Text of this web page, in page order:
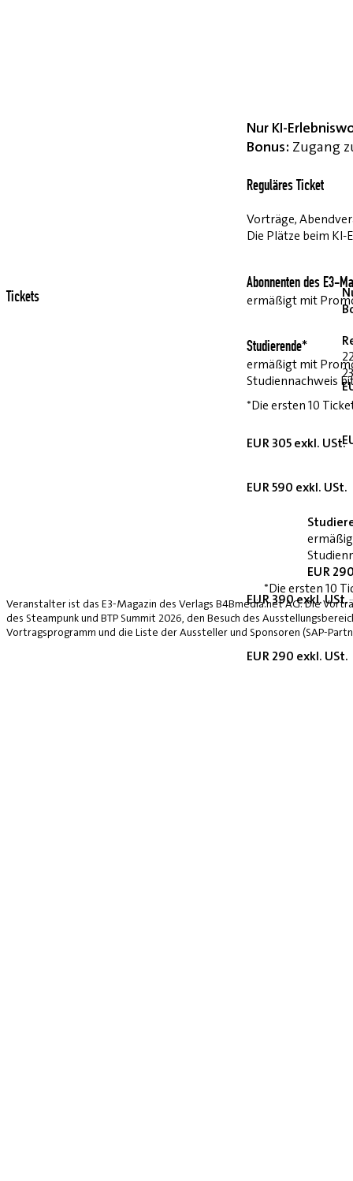
Nur KI-
Bonus: Zugang
Reguläres Ticket
Vorträge,
Die Plätze beim
Abonnenten des E3-
ermäßigt mit
Studierende*
ermäßigt mit
Studiennachweis
*Die ersten 10
EUR 305 exkl. USt.
EUR 590 exkl. USt.
EUR 390 exkl. USt.
EUR 290 exkl. USt.
Tickets
EUR
*Die ersten 10
Veranstalter ist das E3-Magazin des Verlags B4Bmedia.net AG. Die
des Steampunk und BTP Summit 2026, den Besuch des
Vortragsprogramm und die Liste der Aussteller und Sponsoren (SAP-